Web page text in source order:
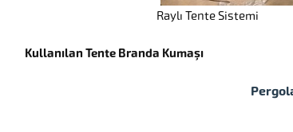
Raylı Tente Sistemi
Kullanılan Tente Branda Kumaşı